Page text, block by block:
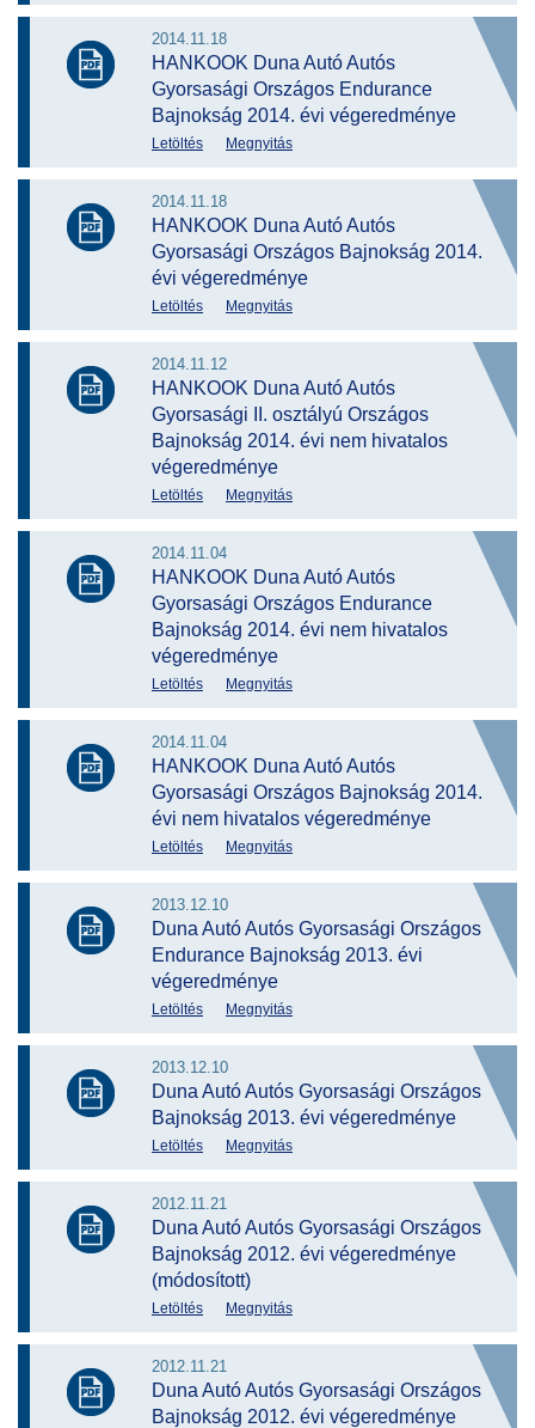
2014.11.18
HANKOOK Duna Autó Autós
Gyorsasági Országos Endurance
Bajnokság 2014. évi végeredménye
Letöltés Megnyitás
2014.11.18
HANKOOK Duna Autó Autós
Gyorsasági Országos Bajnokság 2014.
évi végeredménye
Letöltés Megnyitás
2014.11.12
HANKOOK Duna Autó Autós
Gyorsasági II. osztályú Országos
Bajnokság 2014. évi nem hivatalos
végeredménye
Letöltés Megnyitás
2014.11.04
HANKOOK Duna Autó Autós
Gyorsasági Országos Endurance
Bajnokság 2014. évi nem hivatalos
végeredménye
Letöltés Megnyitás
2014.11.04
HANKOOK Duna Autó Autós
Gyorsasági Országos Bajnokság 2014.
évi nem hivatalos végeredménye
Letöltés Megnyitás
2013.12.10
Duna Autó Autós Gyorsasági Országos
Endurance Bajnokság 2013. évi
végeredménye
Letöltés Megnyitás
2013.12.10
Duna Autó Autós Gyorsasági Országos
Bajnokság 2013. évi végeredménye
Letöltés Megnyitás
2012.11.21
Duna Autó Autós Gyorsasági Országos
Bajnokság 2012. évi végeredménye
(módosított)
Letöltés Megnyitás
2012.11.21
Duna Autó Autós Gyorsasági Országos
Bajnokság 2012. évi végeredménye